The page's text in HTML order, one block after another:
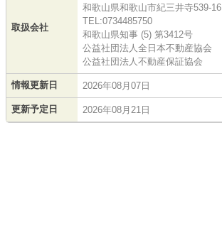
取扱会社
和歌山県和歌山市紀三井寺539-16
TEL:0734485750
和歌山県知事 (5) 第3412号
公益社団法人全日本不動産協会
公益社団法人不動産保証協会
情報更新日 2026年08月07日
更新予定日 2026年08月21日